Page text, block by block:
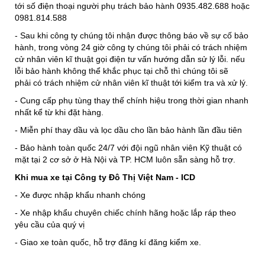
tới số điện thoại người phụ trách bảo hành 0935.482.688 hoặc
0981.814.588
- Sau khi công ty chúng tôi nhận được thông báo về sự cố bảo
hành, trong vòng 24 giờ công ty chúng tôi phải có trách nhiệm
cử nhân viên kĩ thuật gọi điện tư vấn hướng dẫn sử lý lỗi. nếu
lỗi bảo hành không thể khắc phục tại chỗ thì chúng tôi sẽ
phải có trách nhiệm cử nhân viên kĩ thuật tới kiểm tra và xử lý.
- Cung cấp phụ tùng thay thế chính hiệu trong thời gian nhanh
nhất kể từ khi đặt hàng.
- Miễn phí thay dầu và lọc dầu cho lần bảo hành lần đầu tiên
- Bảo hành toàn quốc 24/7 với đội ngũ nhân viên Kỹ thuật có
mặt tại 2 cơ sở ở Hà Nội và TP. HCM luôn sẵn sàng hỗ trợ.
Khi mua xe tại Công ty Đô Thị Việt Nam - ICD
- Xe được nhập khẩu nhanh chóng
- Xe nhập khẩu chuyên chiếc chính hãng hoặc lắp ráp theo
yêu cầu của quý vị
- Giao xe toàn quốc, hỗ trợ đăng kí đăng kiểm xe.